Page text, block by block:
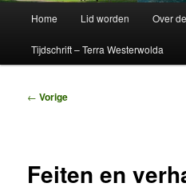
Home Lid worden Over
Tijdschrift – Terra Westerwolda
Bericht
← Vorige
Feiten en